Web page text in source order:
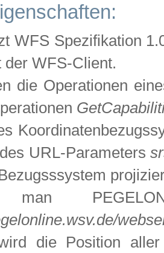
WFS Spezifikation
der WFS-Client.
die Operationen
URL-Parameters
man
die Position